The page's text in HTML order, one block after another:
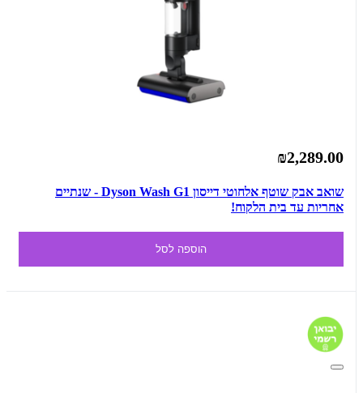
₪2,289.00
שואב אבק שוטף אלחוטי דייסון Dyson Wash G1 - שנתיים
אחריות עד בית הלקוח!
הוספה לסל